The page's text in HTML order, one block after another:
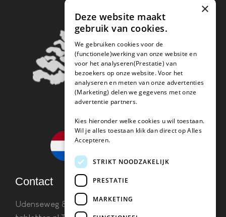
Contact
Udenseweg 8B 5405 PA Udeninfo(@)koffie-
×
Deze website maakt
gebruik van cookies.
We gebruiken cookies voor de
(functionele)werking van onze website en
voor het analyseren(Prestatie) van
bezoekers op onze website. Voor het
analyseren en meten van onze advertenties
(Marketing) delen we gegevens met onze
advertentie partners.
Kies hieronder welke cookies u wil toestaan.
Wil je alles toestaan klik dan direct op Alles
Accepteren.
STRIKT NOODZAKELIJK
PRESTATIE
MARKETING